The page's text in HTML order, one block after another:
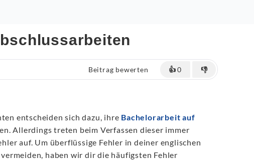
Beitrag bewerten 👍0 👎
entscheiden sich dazu, ihre Bachelorarbeit auf
Allerdings treten beim Verfassen dieser immer
auf. Um überflüssige Fehler in deiner englischen
haben wir dir die häufigsten Fehler